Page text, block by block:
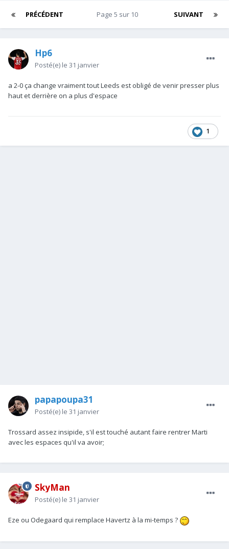
PRÉCÉDENT SUIVANT
Page 5 sur 10
Hp6
Posté(e) le 31 janvier
a 2-0 ça change vraiment tout Leeds est obligé de venir presser plus
haut et derrière on a plus d'espace
1
papapoupa31
Posté(e) le 31 janvier
Trossard assez insipide, s'il est touché autant faire rentrer Marti
avec les espaces qu'il va avoir;
SkyMan
Posté(e) le 31 janvier
Eze ou Odegaard qui remplace Havertz à la mi-temps ?